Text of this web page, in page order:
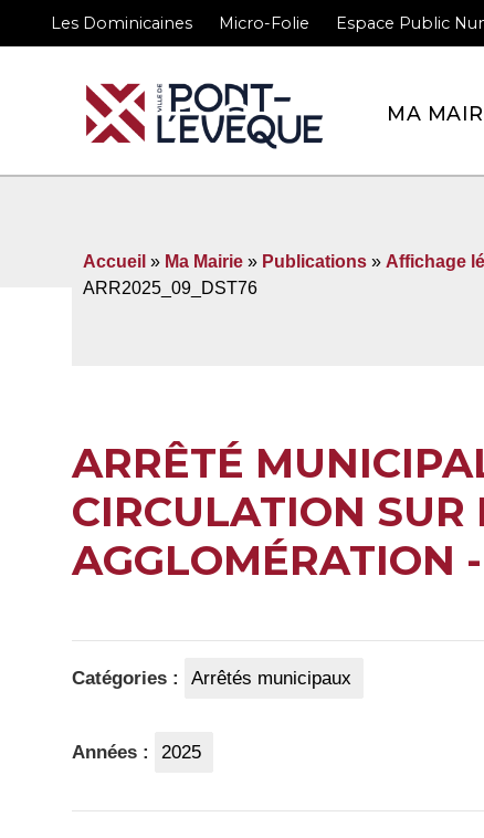
Les Dominicaines Micro-Folie Espace Public
MA
Accueil » Ma Mairie » Publications » Affichage
ARR2025_09_DST76
ARRÊTÉ
CIRCULATION
AGGLOMÉRATION
Catégories : Arrêtés municipaux
Années : 2025